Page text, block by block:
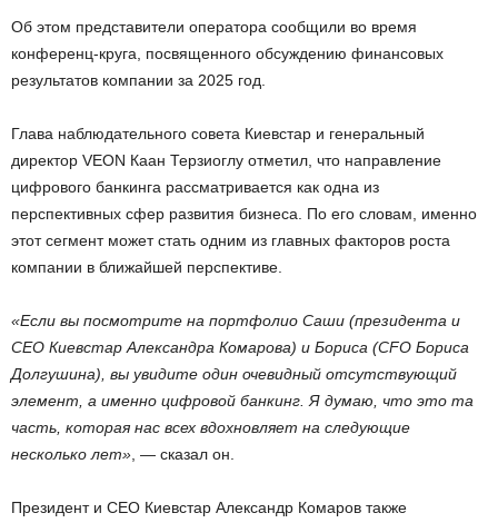
Об этом представители оператора сообщили во время
конференц-круга, посвященного обсуждению финансовых
результатов компании за 2025 год.
Глава наблюдательного совета Киевстар и генеральный
директор VEON Каан Терзиоглу отметил, что направление
цифрового банкинга рассматривается как одна из
перспективных сфер развития бизнеса. По его словам, именно
этот сегмент может стать одним из главных факторов роста
компании в ближайшей перспективе.
«Если вы посмотрите на портфолио Саши (президента и
СЕО Киевстар Александра Комарова) и Бориса (CFO Бориса
Долгушина), вы увидите один очевидный отсутствующий
элемент, а именно цифровой банкинг. Я думаю, что это та
часть, которая нас всех вдохновляет на следующие
несколько лет» , — сказал он.
Президент и CEO Киевстар Александр Комаров также